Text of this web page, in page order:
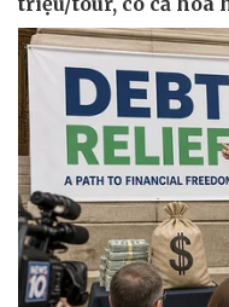
Pháp luật
Vụ án
Tin nóng
Tư vấn luật